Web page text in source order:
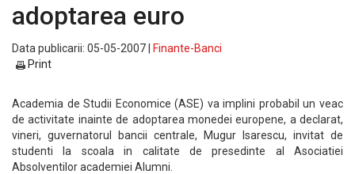
adoptarea euro
Data publicarii: 05-05-2007 |
Finante-Banci
Print
Academia de Studii Economice (ASE) va implini probabil un veac
de activitate inainte de adoptarea monedei europene, a declarat,
vineri, guvernatorul bancii centrale, Mugur Isarescu, invitat de
studenti la scoala in calitate de presedinte al Asociatiei
Absolventilor academiei Alumni.